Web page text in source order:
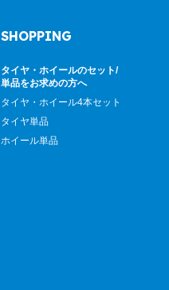
SHOPPING
タイヤ・ホイールのセット/
単品をお求めの方へ
タイヤ・ホイール4本セット
タイヤ単品
ホイール単品